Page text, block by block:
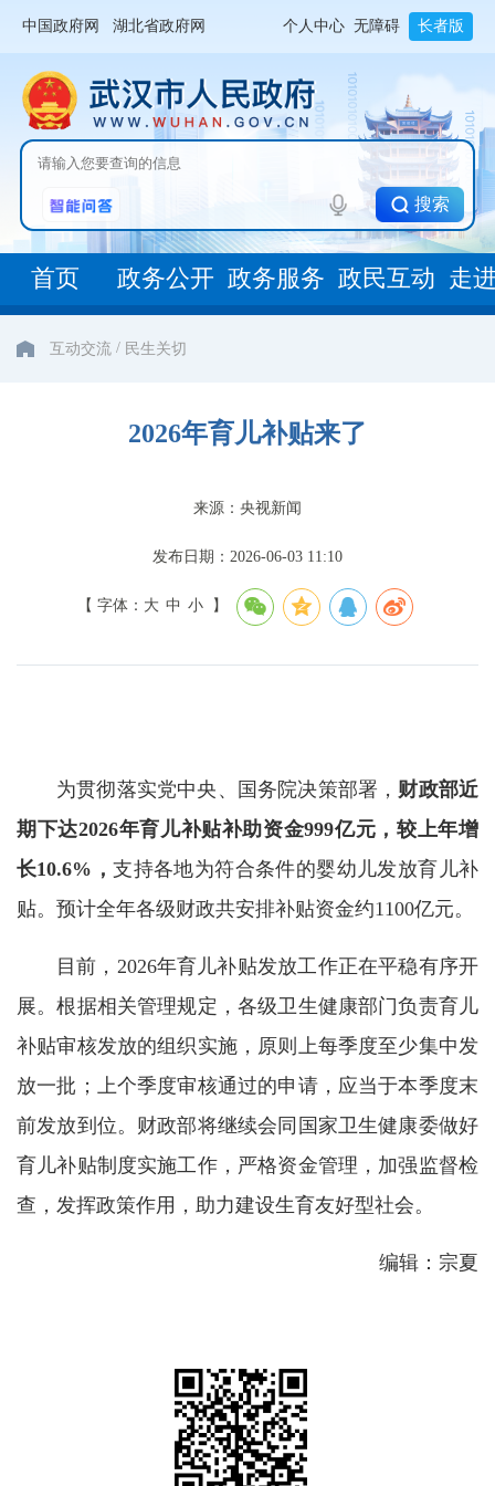
中国政府网 湖北省政府网 个人中心 无障碍 长者版
搜索
首页 政务公开 政务服务 政民互动 走
互动交流 / 民生关切
2026年育儿补贴来了
来源：央视新闻
发布日期：2026-06-03 11:10
【 字体： 大 中 小 】
为贯彻落实党中央、国务院决策部署， 财政部近
期下达2026年育儿补贴补助资金999亿元，较上年增
长10.6% ，支持各地为符合条件的婴幼儿发放育儿补
贴。预计全年各级财政共安排补贴资金约1100亿元。
目前，2026年育儿补贴发放工作正在平稳有序开
展。根据相关管理规定，各级卫生健康部门负责育儿
补贴审核发放的组织实施，原则上每季度至少集中发
放一批；上个季度审核通过的申请，应当于本季度末
前发放到位。财政部将继续会同国家卫生健康委做好
育儿补贴制度实施工作，严格资金管理，加强监督检
查，发挥政策作用，助力建设生育友好型社会。
编辑：宗夏